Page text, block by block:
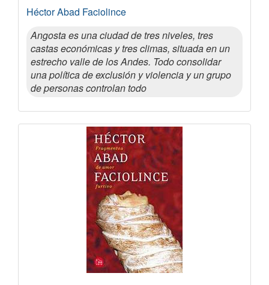
Héctor Abad Faciolince
Angosta es una ciudad de tres niveles, tres
castas económicas y tres climas, situada en un
estrecho valle de los Andes. Todo consolidar
una política de exclusión y violencia y un grupo
de personas controlan todo